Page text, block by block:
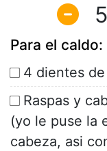
5
Para el caldo:
4 dientes de
Raspas y
(yo le puse la
cabeza, asi